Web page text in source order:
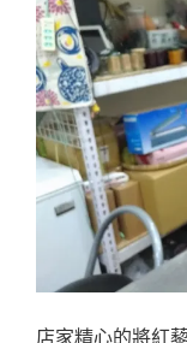
店家精心的將紅